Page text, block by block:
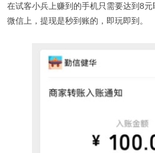
在试客小兵上赚到的手机只需要达到8
微信上，提现是秒到账的，即玩即到。